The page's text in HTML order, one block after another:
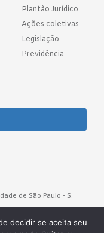
Plantão Jurídico
Ações coletivas
Legislação
Previdência
de São Paulo - S.
CEP 05508-070
decidir se aceita seu